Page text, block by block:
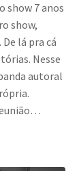
show 7 anos
show,
lá pra cá
Nesse
autoral